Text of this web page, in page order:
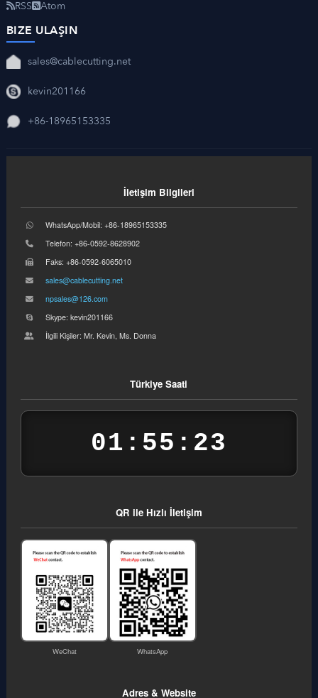
RSS Atom
BIZE ULAŞIN
sales@cablecutting.net
kevin201166
+86-18965153335
İletişim Bilgileri
WhatsApp/Mobil: +86-18965153335
Telefon: +86-0592-8628902
Faks: +86-0592-6065010
sales@cablecutting.net
npsales@126.com
Skype: kevin201166
İlgili Kişiler: Mr. Kevin, Ms. Donna
Türkiye Saati
01:55:23
QR ile Hızlı İletişim
WeChat WhatsApp
Adres & Website